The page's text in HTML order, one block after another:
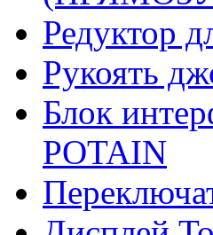
Редуктор
Рукоять
Блок
POTAIN